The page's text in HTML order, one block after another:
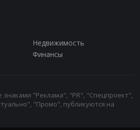
Недвижимость
Финансы
"Реклама", "PR", "Спецпроект",
"Промо", публикуются на